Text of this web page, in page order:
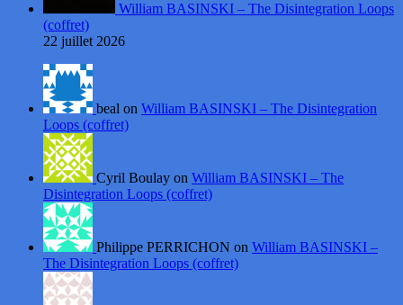
William BASINSKI – The Disintegration Loops
(coffret)
22 juillet 2026
beal on William BASINSKI – The Disintegration
Loops (coffret)
Cyril Boulay on William BASINSKI – The
Disintegration Loops (coffret)
Philippe PERRICHON on William BASINSKI –
The Disintegration Loops (coffret)